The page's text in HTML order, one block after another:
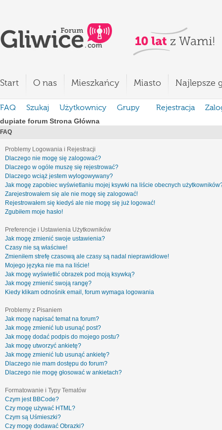
Start O nas Mieszkańcy Miasto Najlepsze
FAQ Szukaj Użytkownicy Grupy Rejestracja
dupiate forum Strona Główna
FAQ
Problemy Logowania i Rejestracji
Dlaczego nie mogę się zalogować?
Dlaczego w ogóle muszę się rejestrować?
Dlaczego wciąż jestem wylogowywany?
Jak mogę zapobiec wyświetlaniu mojej ksywki na liście obecnych
Zarejestrowałem się ale nie mogę się zalogować!
Rejestrowałem się kiedyś ale nie mogę się już logować!
Zgubiłem moje hasło!
Preferencje i Ustawienia Użytkowników
Jak mogę zmienić swoje ustawienia?
Czasy nie są właściwe!
Zmieniłem strefę czasową ale czasy są nadal nieprawidłowe!
Mojego języka nie ma na liście!
Jak mogę wyświetlić obrazek pod moją ksywką?
Jak mogę zmienić swoją rangę?
Kiedy klikam odnośnik email, forum wymaga logowania
Problemy z Pisaniem
Jak mogę napisać temat na forum?
Jak mogę zmienić lub usunąć post?
Jak mogę dodać podpis do mojego postu?
Jak mogę utworzyć ankietę?
Jak mogę zmienić lub usunąć ankietę?
Dlaczego nie mam dostępu do forum?
Dlaczego nie mogę głosować w ankietach?
Formatowanie i Typy Tematów
Czym jest BBCode?
Czy mogę używać HTML?
Czym są Uśmieszki?
Czy mogę dodawać Obrazki?